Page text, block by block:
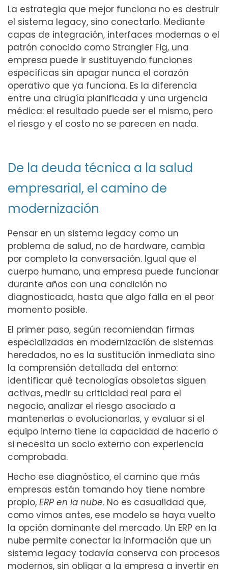
La estrategia que mejor funciona no es destruir
el sistema legacy, sino conectarlo. Mediante
capas de integración, interfaces modernas o el
patrón conocido como Strangler Fig, una
empresa puede ir sustituyendo funciones
específicas sin apagar nunca el corazón
operativo que ya funciona. Es la diferencia
entre una cirugía planificada y una urgencia
médica: el resultado puede ser el mismo, pero
el riesgo y el costo no se parecen en nada.
De la deuda técnica a la salud
empresarial, el camino de
modernización
Pensar en un sistema legacy como un
problema de salud, no de hardware, cambia
por completo la conversación. Igual que el
cuerpo humano, una empresa puede funcionar
durante años con una condición no
diagnosticada, hasta que algo falla en el peor
momento posible.
El primer paso, según recomiendan firmas
especializadas en modernización de sistemas
heredados, no es la sustitución inmediata sino
la comprensión detallada del entorno:
identificar qué tecnologías obsoletas siguen
activas, medir su criticidad real para el
negocio, analizar el riesgo asociado a
mantenerlas o evolucionarlas, y evaluar si el
equipo interno tiene la capacidad de hacerlo o
si necesita un socio externo con experiencia
comprobada.
Hecho ese diagnóstico, el camino que más
empresas están tomando hoy tiene nombre
propio, ERP en la nube. No es casualidad que,
como vimos antes, ese modelo se haya vuelto
la opción dominante del mercado. Un ERP en la
nube permite conectar la información que un
sistema legacy todavía conserva con procesos
modernos, sin obligar a la empresa a invertir en